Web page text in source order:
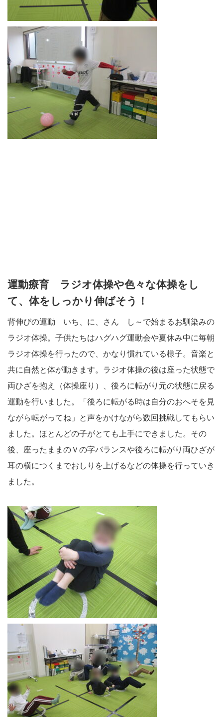
運動療育 ラジオ体操や色々な体操をし
て、体をしっかり伸ばそう！
背伸びの運動 いち、に、さん し～で始まるお馴染みの
ラジオ体操。子供たちはハグハグ運動会や夏休み中に毎朝
ラジオ体操を行ったので、かなり慣れている様子。音楽と
共に自然と体が動きます。ラジオ体操の後は座った状態で
両ひざを抱え（体操座り）、後ろに転がり元の状態に戻る
運動を行いました。「後ろに転がる時は自分のおへそを見
ながら転がってね」と声をかけながら数回挑戦してもらい
ました。ほとんどの子がとても上手にできました。その
後、座ったままのＶの字バランスや後ろに転がり両ひざが
耳の横につくまでおしりを上げるなどの体操を行っていき
ました。